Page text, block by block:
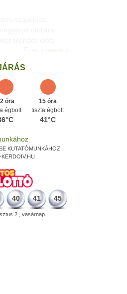
óra
égbolt
15 óra
tiszta égbolt
41°C
KUTATÓMUNKÁHOZ
KERDOIV.HU
40 41 45
2., vasárnap